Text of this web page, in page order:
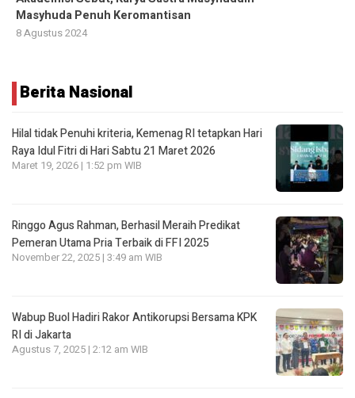
Masyhuda Penuh Keromantisan
8 Agustus 2024
Berita Nasional
Hilal tidak Penuhi kriteria, Kemenag RI tetapkan Hari
Raya Idul Fitri di Hari Sabtu 21 Maret 2026
Maret 19, 2026 | 1:52 pm WIB
Ringgo Agus Rahman, Berhasil Meraih Predikat
Pemeran Utama Pria Terbaik di FFI 2025
November 22, 2025 | 3:49 am WIB
Wabup Buol Hadiri Rakor Antikorupsi Bersama KPK
RI di Jakarta
Agustus 7, 2025 | 2:12 am WIB